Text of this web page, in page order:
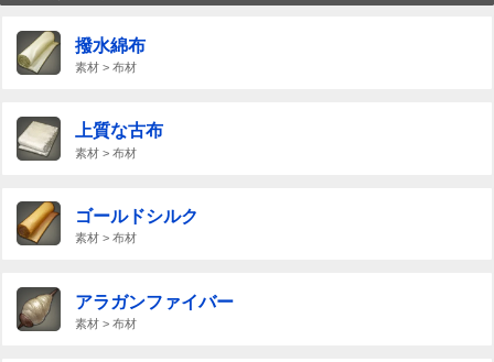
撥水綿布
素材 > 布材
上質な古布
素材 > 布材
ゴールドシルク
素材 > 布材
アラガンファイバー
素材 > 布材